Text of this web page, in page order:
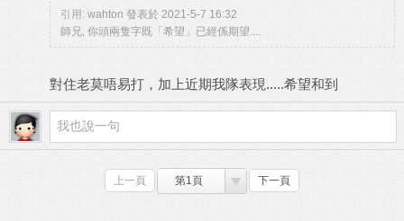
引用: wahton 發表於 2021-5-7 16:32
師兄, 你頭兩隻字既「希望」已經係期望....
對住老莫唔易打，加上近期我隊表現.....希望和到
上一頁 第1頁 下一頁